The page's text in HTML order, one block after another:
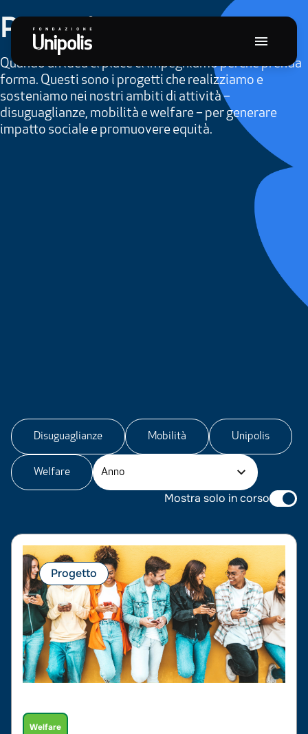
Progetti
Quandoun’ideacipiaceciimpegniamoperchéprenda
forma. Questi sono i progetti che realizziamo e
sosteniamo nei nostri ambiti di attività –
disuguaglianze, mobilità e welfare – pergenerare
impatto sociale e promuovere equità.
Disuguaglianze Mobilità Unipolis
Welfare Anno
Mostra solo in corso
Progetto
Welfare